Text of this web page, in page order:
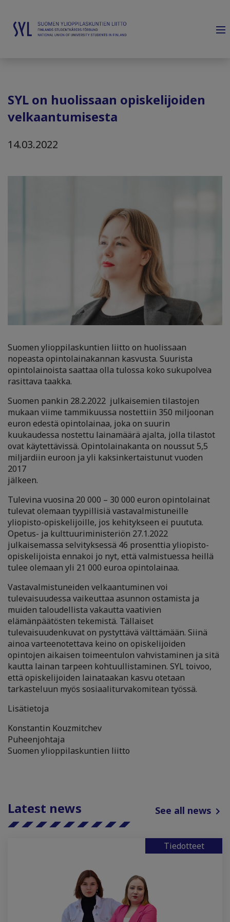
SYL on huolissaan opiskelijoiden
velkaantumisesta
14.03.2022
Suomen ylioppilaskuntien liitto on huolissaan
nopeasta opintolainakannan kasvusta. Suurista
opintolainoista saattaa olla tulossa koko sukupolvea
rasittava taakka.
Suomen pankin 28.2.2022 julkaisemien tilastojen
mukaan viime tammikuussa nostettiin 350 miljoonan
euron edestä opintolainaa, joka on suurin
kuukaudessa nostettu lainamäärä ajalta, jolla tilastot
ovat käytettävissä. Opintolainakanta on noussut 5,5
miljardiin euroon ja yli kaksinkertaistunut vuoden
2017
jälkeen.
Tulevina vuosina 20 000 – 30 000 euron opintolainat
tulevat olemaan tyypillisiä vastavalmistuneille
yliopisto-opiskelijoille, jos kehitykseen ei puututa.
Opetus- ja kulttuuriministeriön 27.1.2022
julkaisemassa selvityksessä 46 prosenttia yliopisto-
opiskelijoista ennakoi jo nyt, että valmistuessa heillä
tulee olemaan yli 21 000 euroa opintolainaa.
Vastavalmistuneiden velkaantuminen voi
tulevaisuudessa vaikeuttaa asunnon ostamista ja
muiden taloudellista vakautta vaativien
elämänpäätösten tekemistä. Tällaiset
tulevaisuudenkuvat on pystyttävä välttämään. Siinä
ainoa varteenotettava keino on opiskelijoiden
opintojen aikaisen toimeentulon vahvistaminen ja sitä
kautta lainan tarpeen kohtuullistaminen. SYL toivoo,
että opiskelijoiden lainataakan kasvu otetaan
tarkasteluun myös sosiaaliturvakomitean työssä.
Lisätietoja
Konstantin Kouzmitchev
Puheenjohtaja
Suomen ylioppilaskuntien liitto
Latest news See all news
Tiedotteet